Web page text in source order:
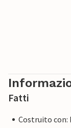
Fatti
Costruito con: